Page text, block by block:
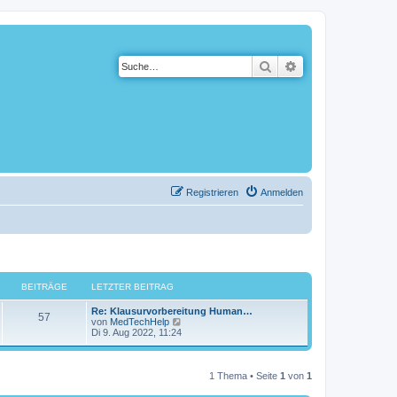
Suche
Anmelden
Registrieren
BEITRÄGE LETZTER BEITRAG
57
Re: Klausurvorbereitung Human…
von MedTechHelp
e
Di 9. Aug 2022, 11:24
1 Thema • Seite 1 von 1